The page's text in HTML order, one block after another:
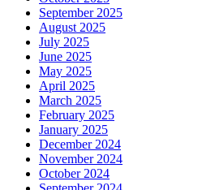
September 2025
August 2025
July 2025
June 2025
May 2025
April 2025
March 2025
February 2025
January 2025
December 2024
November 2024
October 2024